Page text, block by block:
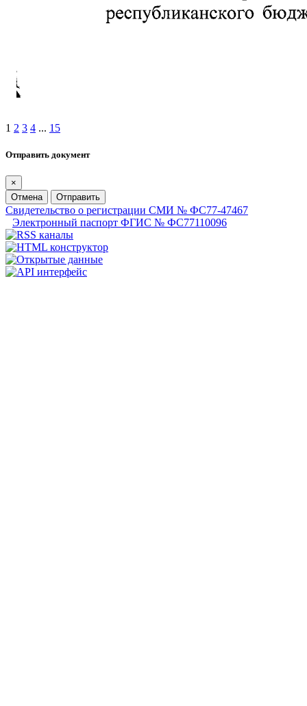
1 2 3 4 ... 15
Отправить документ
×
Отмена
Отправить
Свидетельство о регистрации СМИ № ФС77-47467
Электронный паспорт ФГИС № ФС77110096